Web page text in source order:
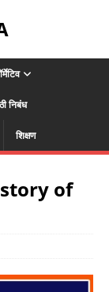
निबंध
शिक्षण
of